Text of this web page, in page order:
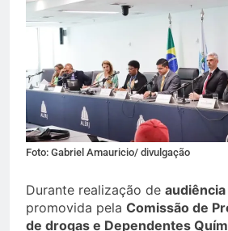
Foto: Gabriel Amauricio/ divulgação
Durante realização de
promovida pela Comissão de
de drogas e Dependentes